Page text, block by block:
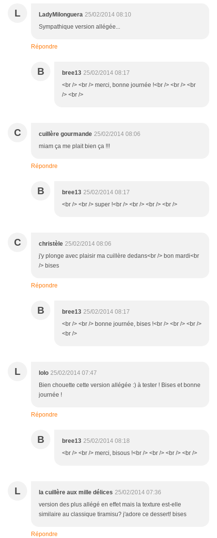
L LadyMilonguera 25/02/2014 08:10
Sympathique version allégée...
Répondre
B bree13 25/02/2014 08:17
<br /> <br /> merci, bonne journée !<br /> <br /> <br
/> <br />
C cuillère gourmande 25/02/2014 08:06
miam ça me plait bien ça !!!
Répondre
B bree13 25/02/2014 08:17
<br /> <br /> super !<br /> <br /> <br /> <br />
C christèle 25/02/2014 08:06
j'y plonge avec plaisir ma cuillère dedans<br /> bon mardi<br
/> bises
Répondre
B bree13 25/02/2014 08:17
<br /> <br /> bonne journée, bises !<br /> <br /> <br />
<br />
L lolo 25/02/2014 07:47
Bien chouette cette version allégée :) à tester ! Bises et bonne
journée !
Répondre
B bree13 25/02/2014 08:18
<br /> <br /> merci, bisous !<br /> <br /> <br /> <br />
L la cuillère aux mille délices 25/02/2014 07:36
version des plus allégé en effet mais la texture est-elle
similaire au classique tiramisu? j'adore ce dessert! bises
Répondre